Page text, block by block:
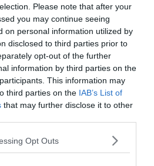
Please note that after your
you may continue seeing
on personal information utilized by
disclosed to third parties prior to
opt-out of the further
information by third parties on the
This information may
third parties on the IAB’s List of
that may further disclose it to other
Opt Outs
duMontparnasse
sans romantisme excessif.
confidentiels, et elles
que de Parisiens. Mais elles
une vraie utilité selon votre
en 1927 avec son décor
service continu de 8h30 à
vous cherchez où manger après
à 16h et que les bistrots ont